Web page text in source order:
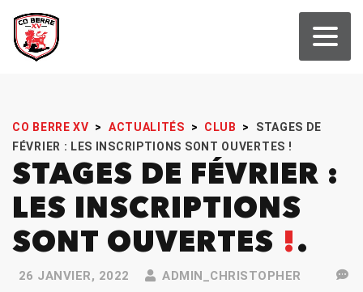
CO BERRE XV > ACTUALITÉS > CLUB >
STAGES DE
FÉVRIER : LES INSCRIPTIONS SONT OUVERTES !
STAGES DE FÉVRIER :
LES INSCRIPTIONS
SONT OUVERTES !
26 JANVIER, 2022 ADMIN_CHRISTOPHER